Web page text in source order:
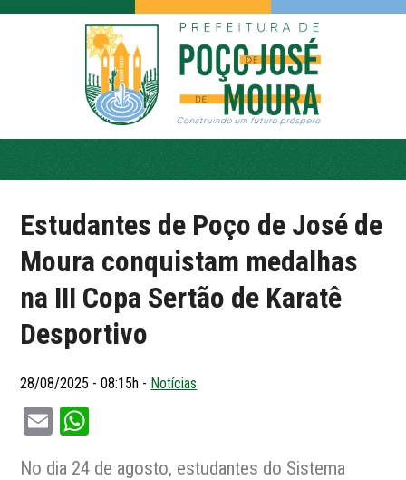
Estudantes de Poço de José de
Moura conquistam medalhas
na III Copa Sertão de Karatê
Desportivo
28/08/2025 - 08:15h - Notícias
Email
No dia 24 de agosto, estudantes do Sistema